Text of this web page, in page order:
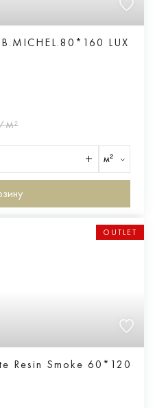
LUX
М²
м²
OUTLET
Resin Smoke 60*120